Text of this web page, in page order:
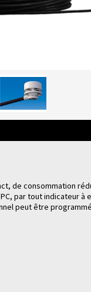
de consommation
par tout indicateur à
peut être